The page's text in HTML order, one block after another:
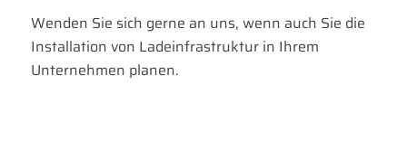
Wenden Sie sich gerne an uns, wenn auch Sie die
Installation von Ladeinfrastruktur in Ihrem
Unternehmen planen.